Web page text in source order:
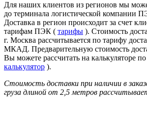
Для наших клиентов из регионов мы
до терминала логистической компании
Доставка в регион происходит за счет
тарифам ПЭК ( тарифы ). Стоимость
г. Москва рассчитывается по тарифу
МКАД. Предварительную стоимость
Вы можете рассчитать на калькуляторе
калькулятор ).
Стоимость доставки при наличии в
груза длиной от 2,5 метров